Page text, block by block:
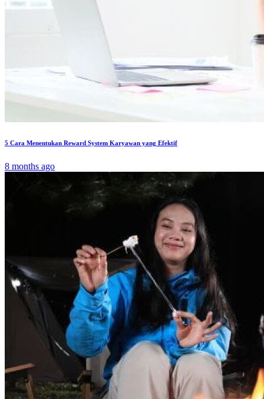
5 Cara Menentukan Reward System Karyawan yang Efektif
8 months ago